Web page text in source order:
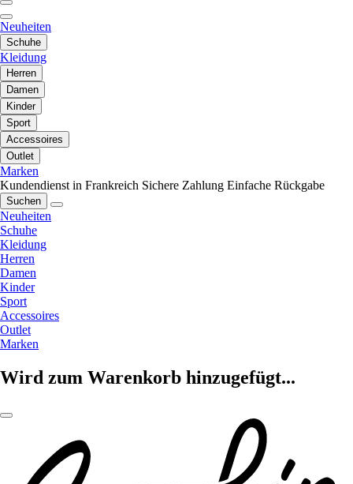
Neuheiten
Schuhe
Kleidung
Herren
Damen
Kinder
Sport
Accessoires
Outlet
Marken
Kundendienst in Frankreich Sichere Zahlung Einfache Rückgabe
Suchen
Neuheiten
Schuhe
Kleidung
Herren
Damen
Kinder
Sport
Accessoires
Outlet
Marken
Wird zum Warenkorb hinzugefügt...